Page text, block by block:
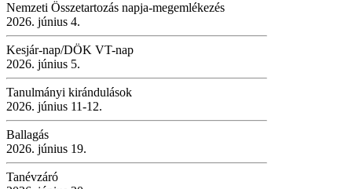
Nemzeti Összetartozás napja-megemlékezés
2026. június 4.
Kesjár-nap/DÖK VT-nap
2026. június 5.
Tanulmányi kirándulások
2026. június 11-12.
Ballagás
2026. június 19.
Tanévzáró